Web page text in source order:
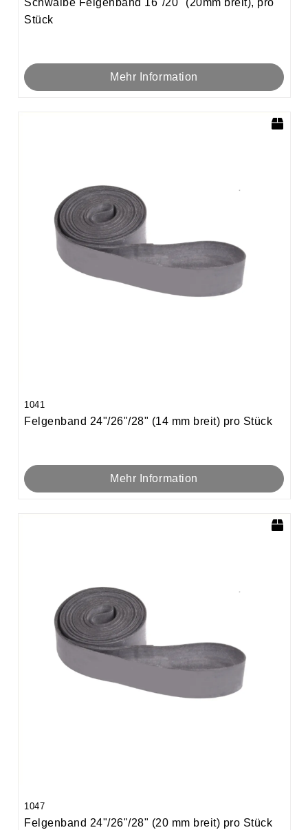
Schwalbe Felgenband 16"/20" (20mm breit), pro
Stück
Mehr Information
1041
Felgenband 24"/26"/28" (14 mm breit) pro Stück
Mehr Information
1047
Felgenband 24"/26"/28" (20 mm breit) pro Stück